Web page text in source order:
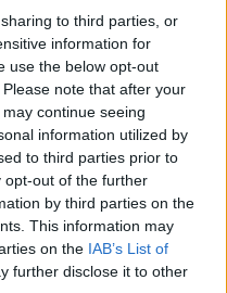
to third parties, or
information for
use the below opt-out
note that after your
continue seeing
information utilized by
to third parties prior to
opt-out of the further
by third parties on the
This information may
on the IAB’s List of
further disclose it to other